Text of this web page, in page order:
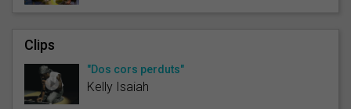
Clips
"Dos cors perduts"
Kelly Isaiah